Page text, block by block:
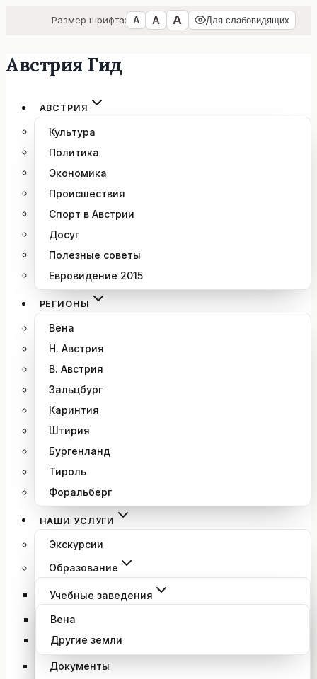
Размер шрифта: А А А Для слабовидящих
Перейти
содержимому
Австрия Гид
АВСТРИЯ
Культура
Политика
Экономика
Происшествия
Спорт в Австрии
Досуг
Полезные советы
Евровидение 2015
РЕГИОНЫ
Вена
Н. Австрия
В. Австрия
Зальцбург
Каринтия
Штирия
Бургенланд
Тироль
Форальберг
НАШИ УСЛУГИ
Экскурсии
Образование
Учебные заведения
Вена
Другие земли
Документы